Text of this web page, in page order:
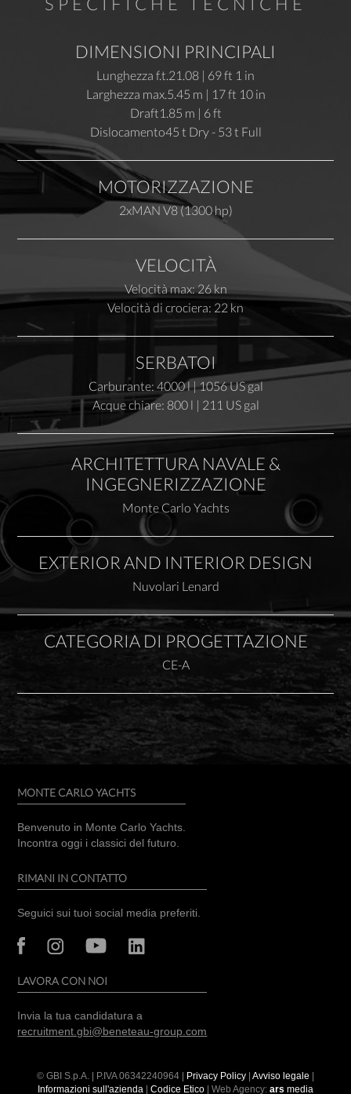
DIMENSIONI PRINCIPALI
Lunghezza f.t.21.08 | 69 ft 1 in
Larghezza max.5.45 m | 17 ft 10 in
Draft1.85 m | 6 ft
Dislocamento45 t Dry - 53 t Full
MOTORIZZAZIONE
2xMAN V8 (1300 hp)
VELOCITÀ
Velocità max: 26 kn
Velocità di crociera: 22 kn
SERBATOI
Carburante: 4000 l | 1056 US gal
Acque chiare: 800 l | 211 US gal
ARCHITETTURA NAVALE &
INGEGNERIZZAZIONE
Monte Carlo Yachts
EXTERIOR AND INTERIOR DESIGN
Nuvolari Lenard
CATEGORIA DI PROGETTAZIONE
CE-A
MONTE CARLO YACHTS
Benvenuto in Monte Carlo Yachts.
Incontra oggi i classici del futuro.
RIMANI IN CONTATTO
Seguici sui tuoi social media preferiti.
LAVORA CON NOI
Invia la tua candidatura a
recruitment.gbi@beneteau-group.com
© GBI S.p.A. | P.IVA06342240964 Privacy Policy Avviso legale
Informazioni sull'azienda
Codice Etico | Web Agency: ars media